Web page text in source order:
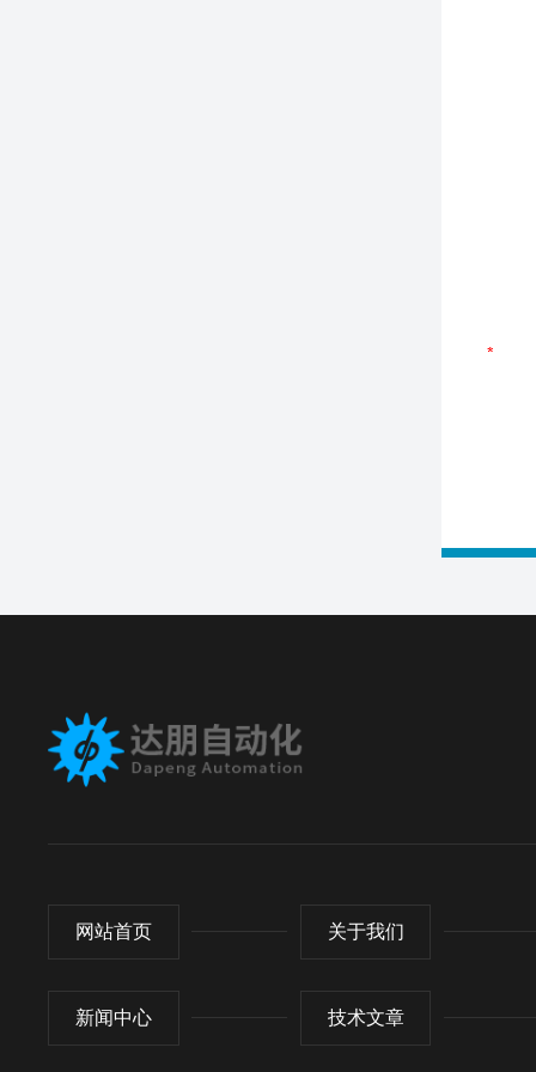
网站首页 关于我们
新闻中心 技术文章